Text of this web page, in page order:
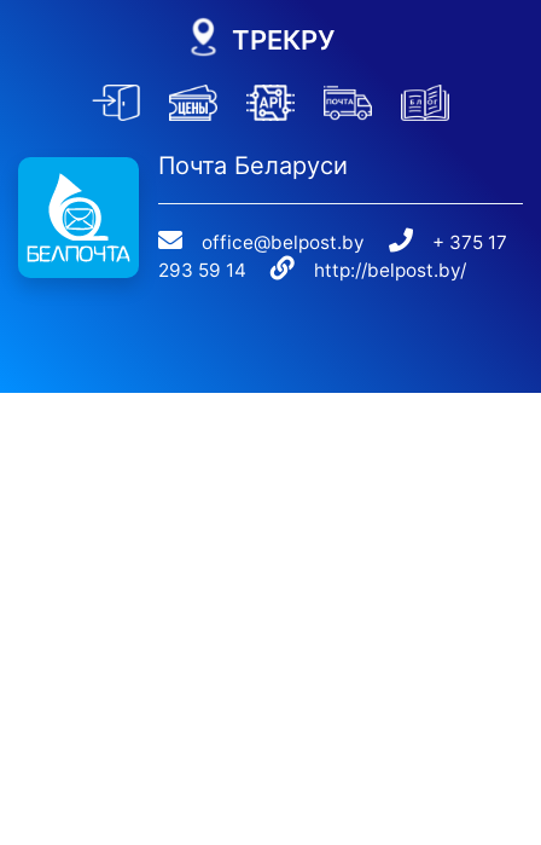
ТРЕКРУ
Почта Беларуси
office@belpost.by
+ 375 17
293 59 14
http://belpost.by/